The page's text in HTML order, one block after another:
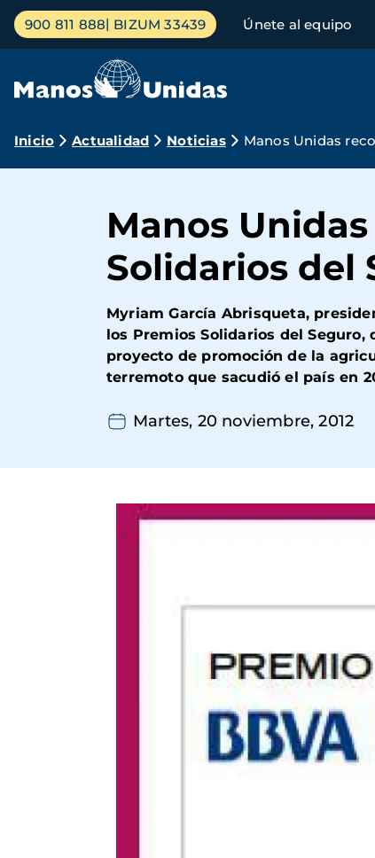
Pasar
contenido
Menú
principal
900 811 888 BIZUM 33439 Únete al equipo
Ruta
navegación
Inicio Actualidad Noticias Manos Unidas
Manos
Solidarios del
Myriam García Abrisqueta,
los Premios Solidarios del Seguro,
proyecto de promoción de la
terremoto que sacudió el país en
Martes, 20 noviembre, 2012